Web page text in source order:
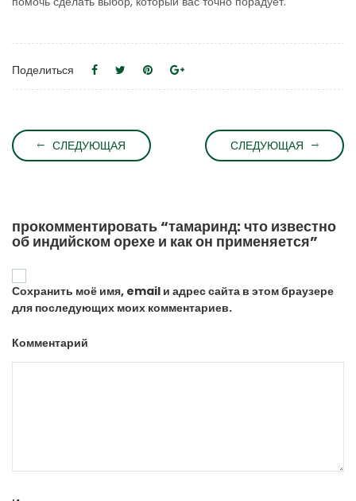
Поделиться
СЛЕДУЮЩАЯ СЛЕДУЮЩАЯ
прокомментировать “тамаринд: что известно
об индийском орехе и как он применяется”
Сохранить моё имя, email и адрес сайта в этом браузере
для последующих моих комментариев.
Комментарий